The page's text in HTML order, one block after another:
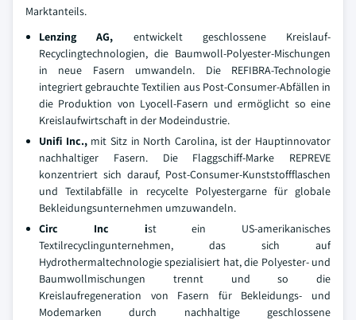
Marktanteils.
Lenzing AG, entwickelt geschlossene Kreislauf-
Recyclingtechnologien, die Baumwoll-Polyester-Mischungen
in neue Fasern umwandeln. Die REFIBRA-Technologie
integriert gebrauchte Textilien aus Post-Consumer-Abfällen in
die Produktion von Lyocell-Fasern und ermöglicht so eine
Kreislaufwirtschaft in der Modeindustrie.
Unifi Inc.,mit Sitz in North Carolina, ist der Hauptinnovator
nachhaltiger Fasern. Die Flaggschiff-Marke REPREVE
konzentriert sich darauf, Post-Consumer-Kunststoffflaschen
und Textilabfälle in recycelte Polyestergarne für globale
Bekleidungsunternehmen umzuwandeln.
Circ Inc ist ein US-amerikanisches
Textilrecyclingunternehmen, das sich auf
Hydrothermaltechnologie spezialisiert hat, die Polyester- und
Baumwollmischungen trennt und so die
Kreislaufregeneration von Fasern für Bekleidungs- und
Modemarken durch nachhaltige geschlossene